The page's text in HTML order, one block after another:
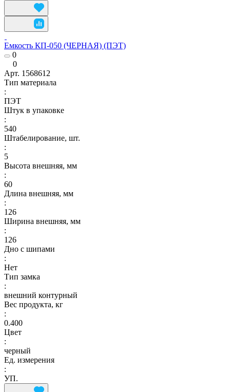
Емкость КП-050 (ЧЕРНАЯ) (ПЭТ)
0
0
Арт. 1568612
Тип материала
:
ПЭТ
Штук в упаковке
:
540
Штабелирование, шт.
:
5
Высота внешняя, мм
:
60
Длина внешняя, мм
:
126
Ширина внешняя, мм
:
126
Дно с шипами
:
Нет
Тип замка
:
внешний контурный
Вес продукта, кг
:
0.400
Цвет
:
черный
Ед. измерения
:
УП.